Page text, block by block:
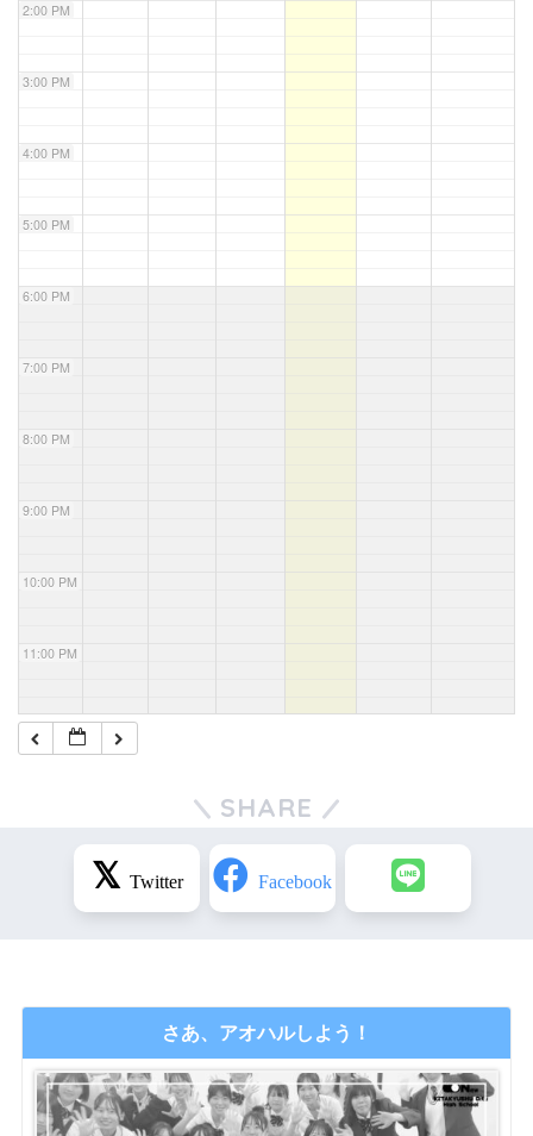
2:00 PM
3:00 PM
4:00 PM
5:00 PM
6:00 PM
7:00 PM
8:00 PM
9:00 PM
10:00 PM
11:00 PM
SHARE
さあ、アオハルしよう！